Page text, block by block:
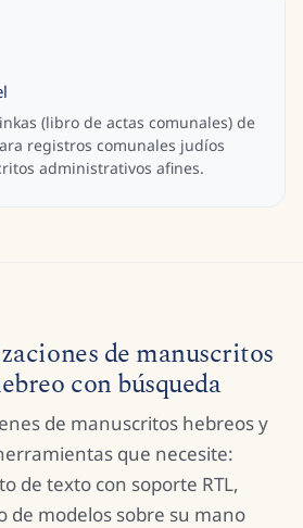
(libro de actas comunales) de
registros comunales judíos
administrativos afines.
de manuscritos
con búsqueda
de manuscritos hebreos y
que necesite:
de texto con soporte RTL,
de modelos sobre su mano